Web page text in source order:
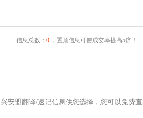
信息总数： 0，置顶信息可使成交率提高5倍！
安盟翻译/速记信息供您选择，您可以免费查